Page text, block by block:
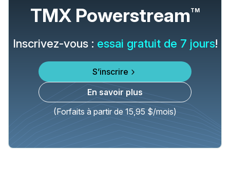
TMX PowerstreamTM
Inscrivez-vous : essai gratuit de 7 jours!
S’inscrire
En savoir plus
(Forfaits à partir de 15,95 $/mois)